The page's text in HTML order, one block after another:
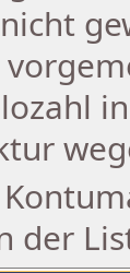
der